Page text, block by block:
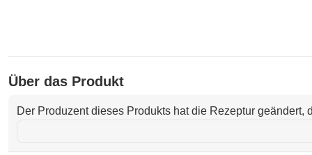
Über das Produkt
Der Produzent dieses Produkts hat die Rezeptur